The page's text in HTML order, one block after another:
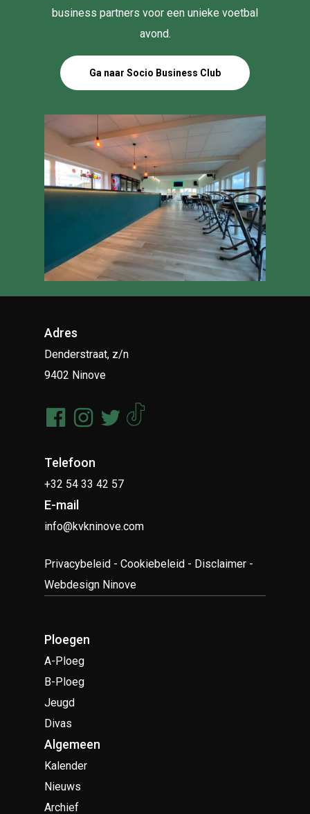
business partners voor een unieke voetbal
avond.
Ga naar Socio Business Club
Adres
Denderstraat, z/n
9402 Ninove
Telefoon
+32 54 33 42 57
E-mail
info@kvkninove.com
Privacybeleid -Cookiebeleid - Disclaimer -
Webdesign Ninove
Ploegen
A-Ploeg
B-Ploeg
Jeugd
Divas
Algemeen
Kalender
Nieuws
Archief